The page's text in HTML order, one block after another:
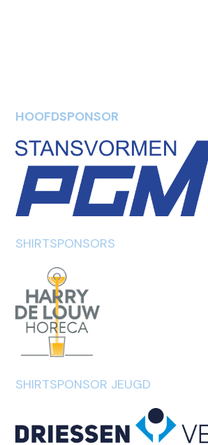
HOOFDSPONSOR
SHIRTSPONSORS
SHIRTSPONSOR JEUGD